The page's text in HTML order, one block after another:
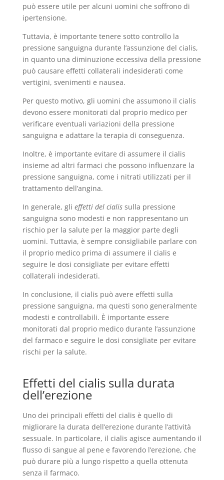
può essere utile per alcuni uomini che soffrono di
ipertensione.
Tuttavia, è importante tenere sotto controllo la
pressione sanguigna durante l’assunzione del cialis,
in quanto una diminuzione eccessiva della pressione
può causare effetti collaterali indesiderati come
vertigini, svenimenti e nausea.
Per questo motivo, gli uomini che assumono il cialis
devono essere monitorati dal proprio medico per
verificare eventuali variazioni della pressione
sanguigna e adattare la terapia di conseguenza.
Inoltre, è importante evitare di assumere il cialis
insieme ad altri farmaci che possono influenzare la
pressione sanguigna, come i nitrati utilizzati per il
trattamento dell’angina.
In generale, gli effetti del cialissulla pressione
sanguigna sono modesti e non rappresentano un
rischio per la salute per la maggior parte degli
uomini. Tuttavia, è sempre consigliabile parlare con
il proprio medico prima di assumere il cialis e
seguire le dosi consigliate per evitare effetti
collaterali indesiderati.
In conclusione, il cialis può avere effetti sulla
pressione sanguigna, ma questi sono generalmente
modesti e controllabili. È importante essere
monitorati dal proprio medico durante l’assunzione
del farmaco e seguire le dosi consigliate per evitare
rischi per la salute.
Effetti del cialis sulla durata
dell’erezione
Uno dei principali effetti del cialis è quello di
migliorare la durata dell’erezione durante l’attività
sessuale. In particolare, il cialis agisce aumentando il
flusso di sangue al pene e favorendo l’erezione, che
può durare più a lungo rispetto a quella ottenuta
senza il farmaco.